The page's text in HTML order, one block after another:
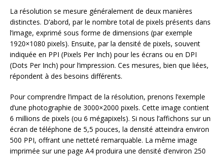
La résolution se mesure généralement de deux manières
distinctes. D’abord, par le nombre total de pixels présents dans
l’image, exprimé sous forme de dimensions (par exemple
1920×1080 pixels). Ensuite, par la densité de pixels, souvent
indiquée en PPI (Pixels Per Inch) pour les écrans ou en DPI
(Dots Per Inch) pour l’impression. Ces mesures, bien que liées,
répondent à des besoins différents.
Pour comprendre l’impact de la résolution, prenons l’exemple
d’une photographie de 3000×2000 pixels. Cette image contient
6 millions de pixels (ou 6 mégapixels). Si nous l’affichons sur un
écran de téléphone de 5,5 pouces, la densité atteindra environ
500 PPI, offrant une netteté remarquable. La même image
imprimée sur une page A4 produira une densité d’environ 250